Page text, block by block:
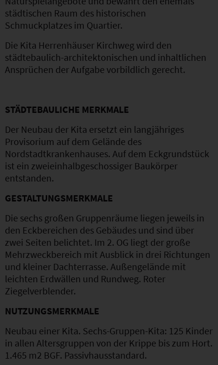
städtischen Raum des historischen
Schmuckplatzes im Quartier.
Die Kita Herrenhäuser Kirchweg wird den
städtebaulich-architektonischen und inhaltlichen
Ansprüchen der Aufgabe vorbildlich gerecht.
STÄDTEBAULICHE MERKMALE
Der Neubau der Kita ersetzt ein langjähriges
Provisorium auf dem Gelände des
Nordstadtkrankenhauses. Auf dem Eckgrundstück
ist ein zweieinhalbgeschossiger Baukörper
entstanden.
GESTALTUNGSMERKMALE
Die sechs großen Gruppenräume liegen jeweils in
den Eckbereichen des Gebäudes und sind über
zwei Seiten belichtet. Im 2. OG liegt der große
Mehrzweckbereich mit Ausblick in drei Richtungen
und kleiner Dachterrasse. Außengelände mit
leichten Erdwällen und Rundweg. Roter
Ziegelverblender.
NUTZUNGSMERKMALE
Neubau einer Kita. Sechs-Gruppen-Kita: 125 Kinder
in allen Altersgruppen von der Krippe bis zum Hort.
1.465 m2 BGF. Passivhausstandard.